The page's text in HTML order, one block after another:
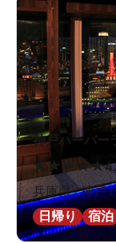
神戸ハーバー
★★ ★ ★★
兵庫県 / 神戸 /
日帰り
宿泊